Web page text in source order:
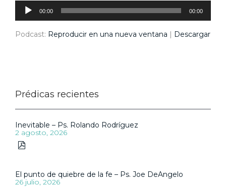
Reproductor
audio 00:00 00:00
Podcast: Reproducir en una nueva ventana | Descargar
Prédicas recientes
Inevitable – Ps. Rolando Rodríguez
2 agosto, 2026

El punto de quiebre de la fe – Ps. Joe DeAngelo
26 julio, 2026